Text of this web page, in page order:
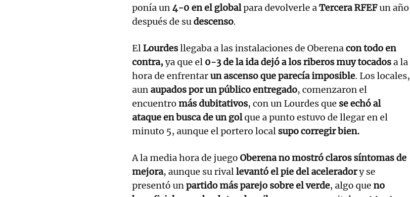
ponía un4-0 en el globalpara devolverle aTercera RFEFun año
después de sudescenso.
ElLourdesllegaba a las instalaciones de Oberenacon todo en
contra,ya que el 0-3 de la ida dejó a los riberos muy tocadosa la
hora de enfrentarun ascenso que parecía imposible. Los locales,
aunaupados por un público entregado, comenzaron el
encuentro más dubitativos, con un Lourdes que se echó al
ataque en busca de un golque a punto estuvo de llegar en el
minuto 5, aunque el portero local supo corregir bien.
A la media hora de juego Oberena no mostró claros síntomas de
mejora, aunque su rivallevantó el pie del aceleradory se
presentó unpartido más parejo sobre el verde, algo que no